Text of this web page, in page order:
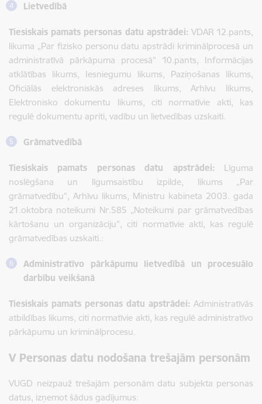
Lietvedībā
Tiesiskais pamats personas datu apstrādei: VDAR 12.pants,
likuma „Par fizisko personu datu apstrādi kriminālprocesā un
administratīvā pārkāpuma procesā” 10.pants, Informācijas
atklātības likums, Iesniegumu likums, Paziņošanas likums,
Oficiālās elektroniskās adreses likums, Arhīvu likums,
Elektronisko dokumentu likums, citi normatīvie akti, kas
regulē dokumentu apriti, vadību un lietvedības uzskaiti.
Grāmatvedībā
Tiesiskais pamats personas datu apstrādei: Līguma
noslēgšana un līgumsaistību izpilde, likums „Par
grāmatvedību”, Arhīvu likums, Ministru kabineta 2003. gada
21.oktobra noteikumi Nr.585 „Noteikumi par grāmatvedības
kārtošanu un organizāciju”, citi normatīvie akti, kas regulē
grāmatvedības uzskaiti.:
Administratīvo pārkāpumu lietvedībā un procesuālo
darbību veikšanā
Tiesiskais pamats personas datu apstrādei: Administratīvās
atbildības likums, citi normatīvie akti, kas regulē administratīvo
pārkāpumu un kriminālprocesu.
V Personas datu nodošana trešajām personām
VUGD neizpauž trešajām personām datu subjekta personas
datus, izņemot šādus gadījumus: